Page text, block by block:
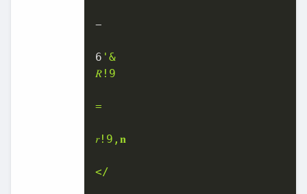
−
6 '&
𝑅!9
=
𝑟!9,𝐧
</